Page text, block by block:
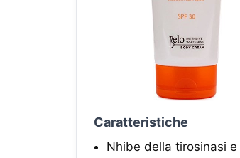
Caratteristiche
Nhibe della tirosinasi